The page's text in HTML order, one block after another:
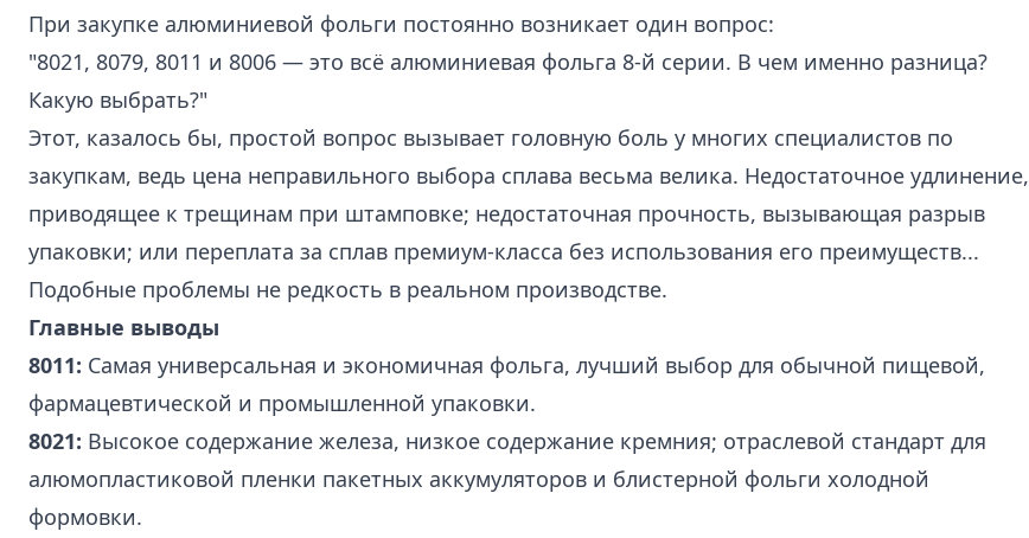
При закупке алюминиевой фольги постоянно возникает один вопрос:
"8021, 8079, 8011 и 8006 — это всё алюминиевая фольга 8-й серии. В чем именно разница?
Какую выбрать?"
Этот, казалось бы, простой вопрос вызывает головную боль у многих специалистов по
закупкам, ведь цена неправильного выбора сплава весьма велика. Недостаточное удлинение,
приводящее к трещинам при штамповке; недостаточная прочность, вызывающая разрыв
упаковки; или переплата за сплав премиум-класса без использования его преимуществ...
Подобные проблемы не редкость в реальном производстве.
Главные выводы
8011: Самая универсальная и экономичная фольга, лучший выбор для обычной пищевой,
фармацевтической и промышленной упаковки.
8021: Высокое содержание железа, низкое содержание кремния; отраслевой стандарт для
алюмопластиковой пленки пакетных аккумуляторов и блистерной фольги холодной
формовки.